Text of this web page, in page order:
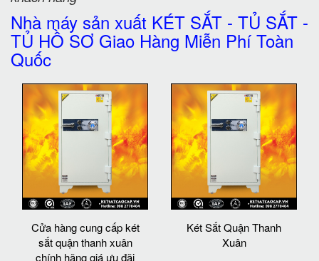
Nhà máy sản xuất KÉT SẮT - TỦ SẮT -
TỦ HỒ SƠ Giao Hàng Miễn Phí Toàn
Quốc
Cửa hàng cung cấp két
sắt quận thanh xuân
chính hãng giá ưu đãi
Két Sắt Quận Thanh
Xuân